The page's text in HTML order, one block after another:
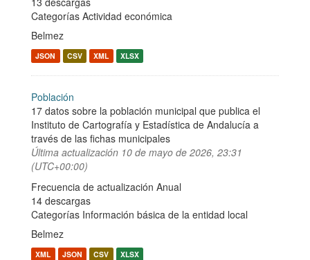
Categorías Actividad económica
Belmez
JSON CSV XML XLSX
Población
17 datos sobre la población municipal que publica el
Instituto de Cartografía y Estadística de Andalucía a
través de las fichas municipales
Última actualización 10 de mayo de 2026, 23:31
(UTC+00:00)
Frecuencia de actualización Anual
14 descargas
Categorías Información básica de la entidad local
Belmez
XML JSON CSV XLSX